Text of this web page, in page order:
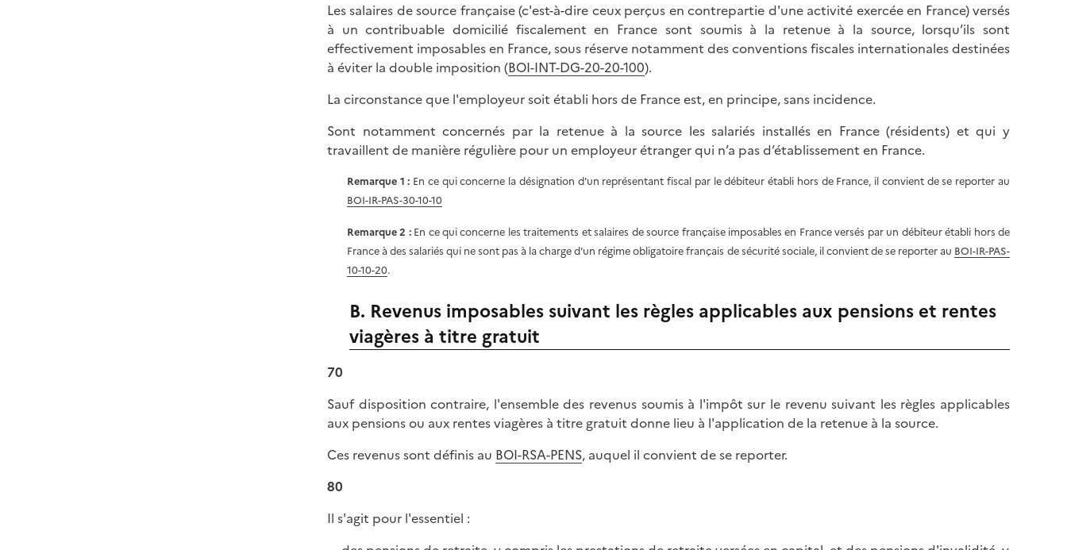
Les salaires de source française (c'est-à-dire ceux perçus en contrepartie d'une activité exercée en France) versés
à un contribuable domicilié fiscalement en France sont soumis à la retenue à la source, lorsqu’ils sont
effectivement imposables en France, sous réserve notamment des conventions fiscales internationales destinées
à éviter la double imposition (BOI-INT-DG-20-20-100).
La circonstance que l'employeur soit établi hors de France est, en principe, sans incidence.
Sont notamment concernés par la retenue à la source les salariés installés en France (résidents) et qui y
travaillent de manière régulière pour un employeur étranger qui n’a pas d’établissement en France.
Remarque 1 : En ce qui concerne la désignation d'un représentant fiscal par le débiteur établi hors de France, il convient de se reporter au
BOI-IR-PAS-30-10-10
Remarque 2 :En ce qui concerne les traitements et salaires de source française imposables en France versés par un débiteur établi hors de
France à des salariés qui ne sont pas à la charge d'un régime obligatoire français de sécurité sociale, il convient de se reporter au BOI-IR-PAS-
10-10-20.
B. Revenus imposables suivant les règles applicables aux pensions et rentes
viagères à titre gratuit
70
Sauf disposition contraire, l'ensemble des revenus soumis à l'impôt sur le revenu suivant les règles applicables
aux pensions ou aux rentes viagères à titre gratuit donne lieu à l'application de la retenue à la source.
Ces revenus sont définis au BOI-RSA-PENS, auquel il convient de se reporter.
80
Il s'agit pour l'essentiel :